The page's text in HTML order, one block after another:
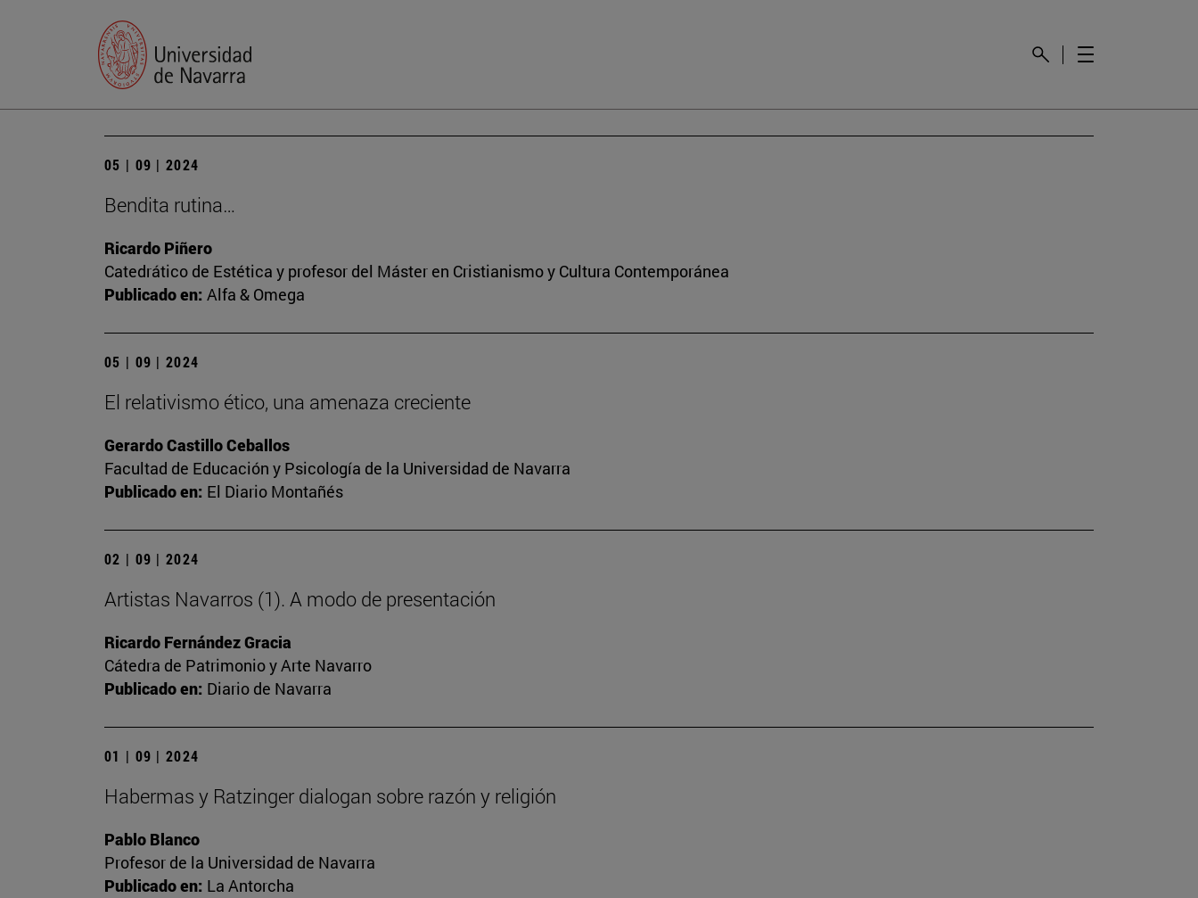
05 | 09 | 2024
Bendita rutina…
Ricardo Piñero
Catedrático de Estética y profesor del Máster en Cristianismo y Cultura Contemporánea
Publicado en: Alfa & Omega
05 | 09 | 2024
El relativismo ético, una amenaza creciente
Gerardo Castillo Ceballos
Facultad de Educación y Psicología de la Universidad de Navarra
Publicado en: El Diario Montañés
02 | 09 | 2024
Artistas Navarros (1). A modo de presentación
Ricardo Fernández Gracia
Cátedra de Patrimonio y Arte Navarro
Publicado en: Diario de Navarra
01 | 09 | 2024
Habermas y Ratzinger dialogan sobre razón y religión
Pablo Blanco
Profesor de la Universidad de Navarra
Publicado en: La Antorcha